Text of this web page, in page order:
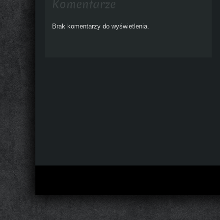
Komentarze
Brak komentarzy do wyświetlenia.